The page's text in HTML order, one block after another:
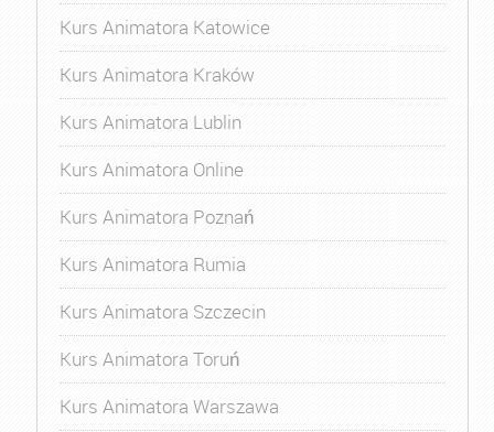
Kurs Animatora Katowice
Kurs Animatora Kraków
Kurs Animatora Lublin
Kurs Animatora Online
Kurs Animatora Poznań
Kurs Animatora Rumia
Kurs Animatora Szczecin
Kurs Animatora Toruń
Kurs Animatora Warszawa